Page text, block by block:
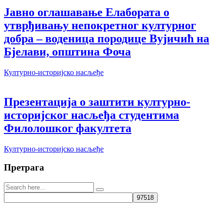
Јавно оглашавање Елабората о
утврђивању непокретног културног
добра – воденица породице Вујичић на
Бјелави, општина Фоча
Културно-историјско насљеђе
Презентација о заштити културно-
историјског насљеђа студентима
Филолошког факултета
Културно-историјско насљеђе
Претрага